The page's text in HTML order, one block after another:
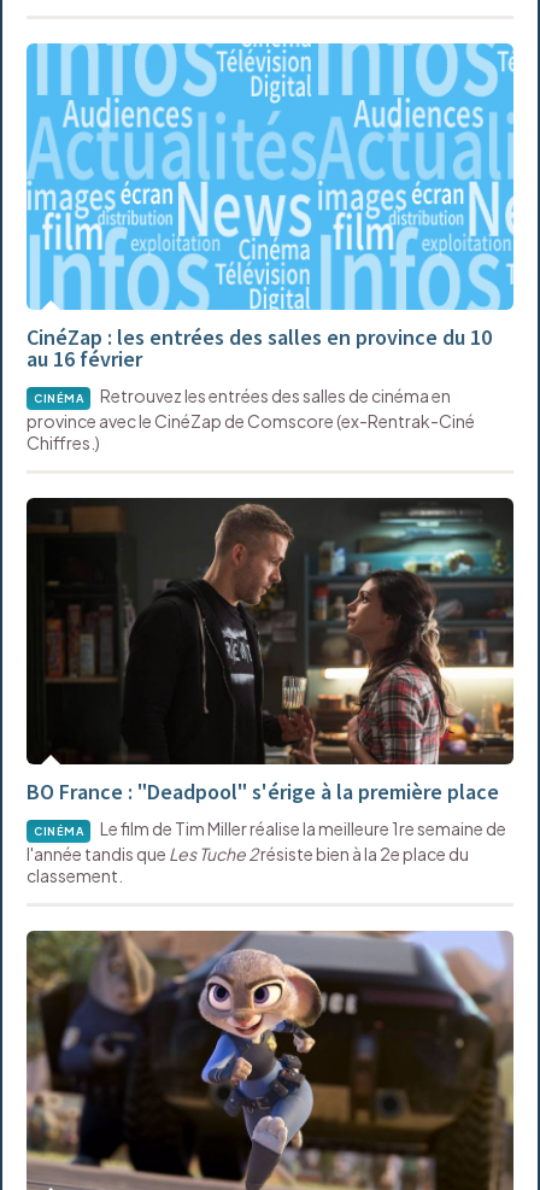
CinéZap : les entrées des salles en province du 10
au 16 février
CINÉMA
Retrouvez les entrées des salles de cinéma en
province avec le CinéZap de Comscore (ex-Rentrak-Ciné
Chiffres.)
BO France : "Deadpool" s'érige à la première place
CINÉMA
Le film de Tim Miller réalise la meilleure 1re semaine de
l'année tandis que Les Tuche 2résiste bien à la 2e place du
classement.